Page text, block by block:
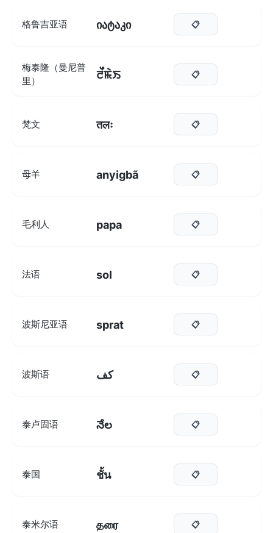
格鲁吉亚语 იატაკი 📋
梅泰隆（曼尼普
里）
ꯂꯩꯃꯥꯏ 📋
梵文 तलः 📋
母羊 anyigbã 📋
毛利人 papa 📋
法语 sol 📋
波斯尼亚语 sprat 📋
波斯语 کف 📋
泰卢固语 నేల 📋
泰国 ชั้น 📋
泰米尔语 தரை 📋